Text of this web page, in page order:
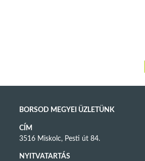
BORSOD MEGYEI ÜZLETÜNK
CÍM
3516 Miskolc, Pesti út 84.
NYITVATARTÁS